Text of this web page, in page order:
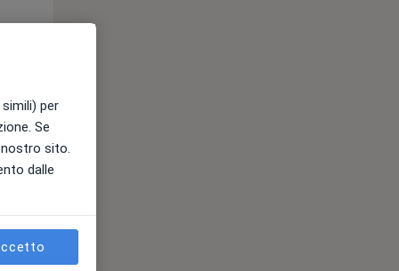
per
Se
sito.
dalle